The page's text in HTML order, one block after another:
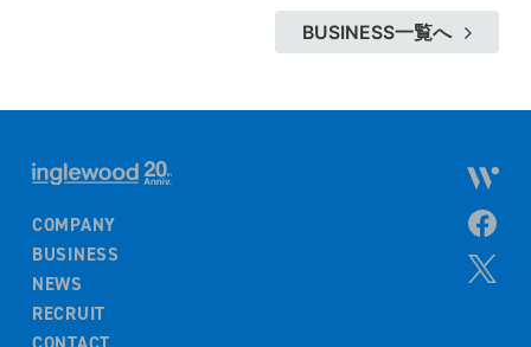
BUSINESS一覧へ
COMPANY
BUSINESS
NEWS
RECRUIT